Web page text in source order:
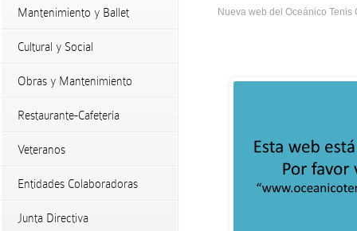
Mantenimiento y Ballet
Cultural y Social
Obras y Mantenimiento
Restaurante-Cafetería
Veteranos
Entidades Colaboradoras
Junta Directiva
Nueva web del Oceánico Tenis